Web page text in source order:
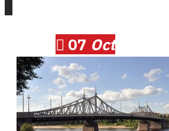
07 Oct